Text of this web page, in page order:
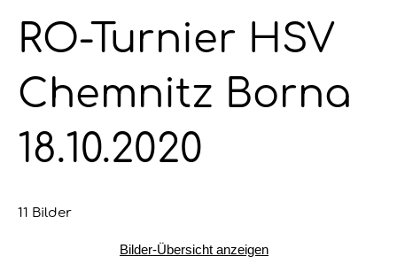
RO-Turnier HSV
Chemnitz Borna
18.10.2020
11 Bilder
Bilder-Übersicht anzeigen